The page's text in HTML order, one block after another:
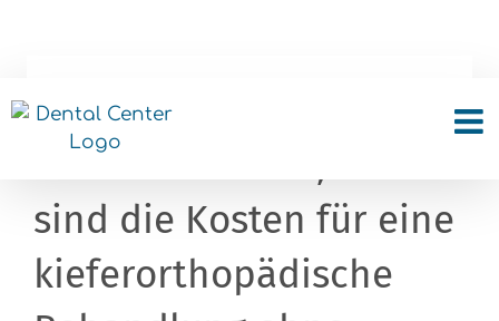
Ich will gerade Zähne
ohne Klammern, was
sind die Kosten für eine
kieferorthopädische